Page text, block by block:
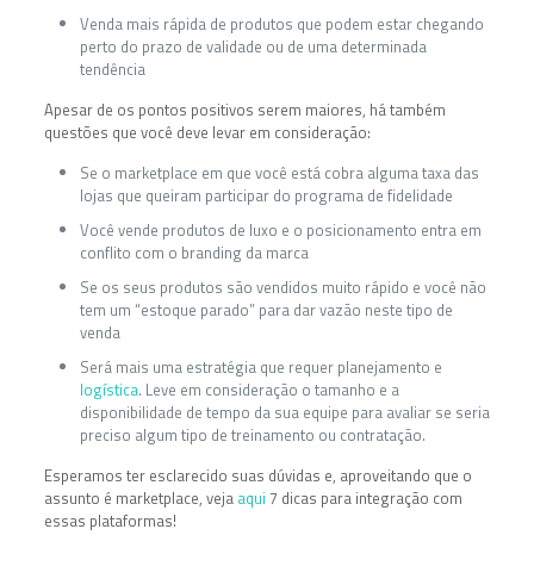
Venda mais rápida de produtos que podem estar chegando
perto do prazo de validade ou de uma determinada
tendência
Apesar de os pontos positivos serem maiores, há também
questões que você deve levar em consideração:
Se o marketplace em que você está cobra alguma taxa das
lojas que queiram participar do programa de fidelidade
Você vende produtos de luxo e o posicionamento entra em
conflito com o branding da marca
Se os seus produtos são vendidos muito rápido e você não
tem um “estoque parado” para dar vazão neste tipo de
venda
Será mais uma estratégia que requer planejamento e
logística. Leve em consideração o tamanho e a
disponibilidade de tempo da sua equipe para avaliar se seria
preciso algum tipo de treinamento ou contratação.
Esperamos ter esclarecido suas dúvidas e, aproveitando que o
assunto é marketplace, veja aqui 7 dicas para integração com
essas plataformas!